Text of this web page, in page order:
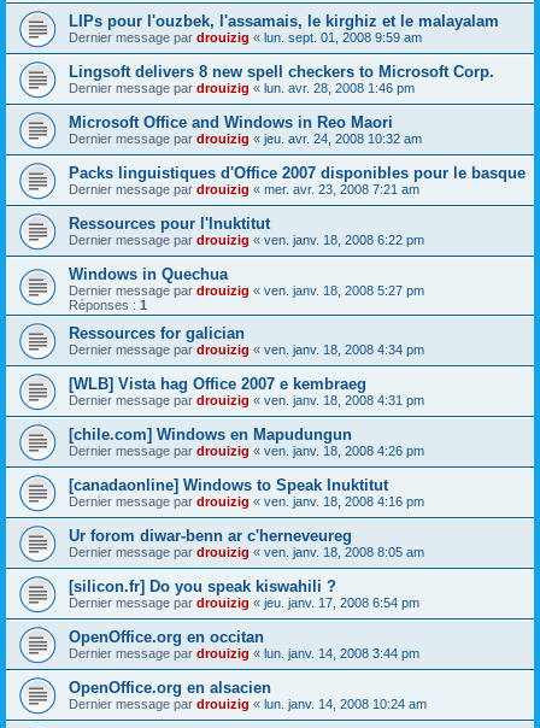
LIPs pour l'ouzbek, l'assamais, le kirghiz et le malayalam
Dernier message par drouizig « lun. sept. 01, 2008 9:59 am
Lingsoft delivers 8 new spell checkers to Microsoft Corp.
Dernier message par drouizig « lun. avr. 28, 2008 1:46 pm
Microsoft Office and Windows in Reo Maori
Dernier message par drouizig « jeu. avr. 24, 2008 10:32 am
Packs linguistiques d'Office 2007 disponibles pour le basque
Dernier message par drouizig « mer. avr. 23, 2008 7:21 am
Ressources pour l'Inuktitut
Dernier message par drouizig « ven. janv. 18, 2008 6:22 pm
Windows in Quechua
Dernier message par drouizig « ven. janv. 18, 2008 5:27 pm
Réponses : 1
Ressources for galician
Dernier message par drouizig « ven. janv. 18, 2008 4:34 pm
[WLB] Vista hag Office 2007 e kembraeg
Dernier message par drouizig « ven. janv. 18, 2008 4:31 pm
[chile.com] Windows en Mapudungun
Dernier message par drouizig « ven. janv. 18, 2008 4:26 pm
[canadaonline] Windows to Speak Inuktitut
Dernier message par drouizig « ven. janv. 18, 2008 4:16 pm
Ur forom diwar-benn ar c'herneveureg
Dernier message par drouizig « ven. janv. 18, 2008 8:05 am
[silicon.fr] Do you speak kiswahili ?
Dernier message par drouizig « jeu. janv. 17, 2008 6:54 pm
OpenOffice.org en occitan
Dernier message par drouizig « lun. janv. 14, 2008 3:44 pm
OpenOffice.org en alsacien
Dernier message par drouizig « lun. janv. 14, 2008 10:24 am